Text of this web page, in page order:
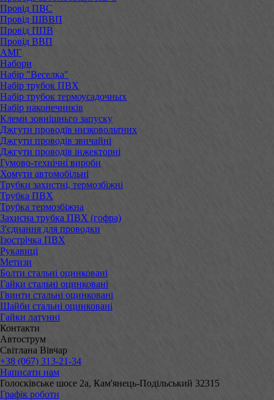
Провід ПВС
Провід ШВВП
Провід ППВ
Провід ВВП
АМГ
Набори
Набір "Веселка"
Набір трубок ПВХ
Набір трубок термоусадочных
Набір наконечників
Клеми зовнішньго запуску
Джгути проводів низковольтних
Джгути проводів звичайні
Джгути проводів інжекторні
Гумово-технічні вироби
Хомути автомобільні
Трубки захистні, термозбіжні
Трубка ПВХ
Трубка термозбіжна
Захисна трубка ПВХ (гофра)
З'єднання для проводки
Ізострічка ПВХ
Рукавиці
Метизи
Болти стальні оцинковані
Гайки стальні оцинковані
Гвинти стальні оцинковані
Шайби стальні оцинковані
Гайки латунні
Контакти
Автострум
Світлана Вівчар
+38 (067) 313-21-34
Написати нам
Голосківське шосе 2а, Кам'янець-Подільський 32315
Графік роботи